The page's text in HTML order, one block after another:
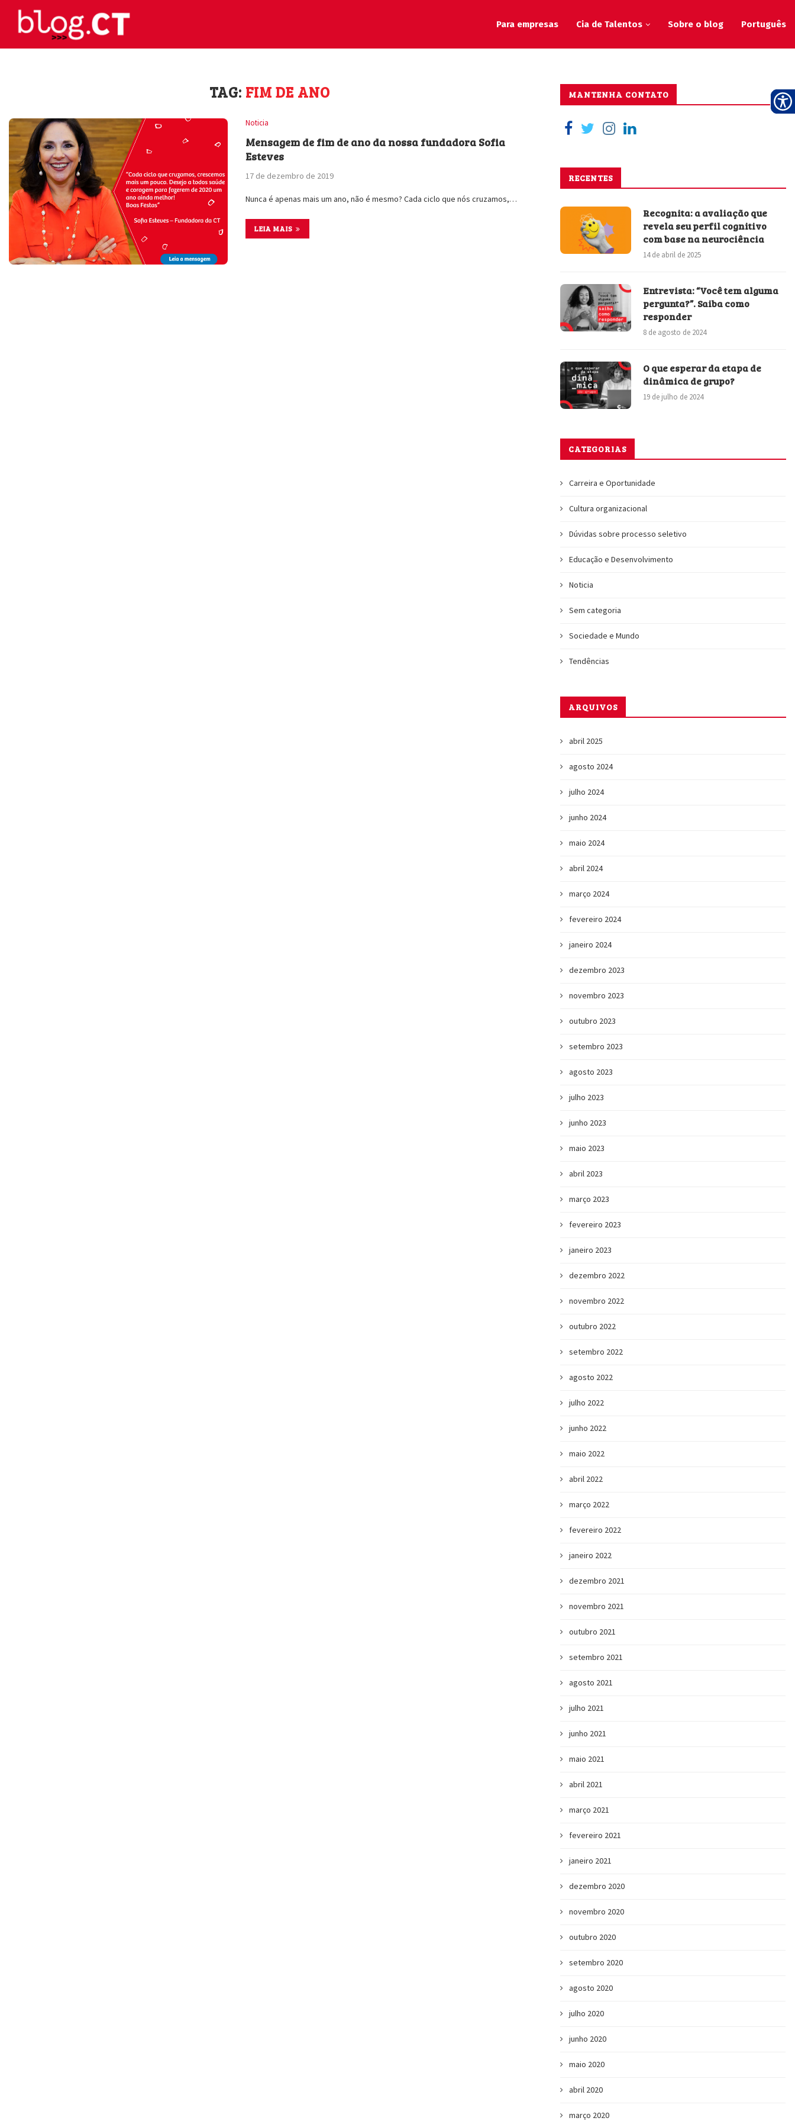
Para empresas Cia de Talentos Sobre o blog Português
TAG: FIM DE ANO
Noticia
Mensagem de fim de ano da nossa fundadora Sofia
Esteves
17 de dezembro de 2019
Nunca é apenas mais um ano, não é mesmo? Cada ciclo que nós cruzamos,…
LEIA MAIS
MANTENHA CONTATO
RECENTES
Recognita: a avaliação que
revela seu perfil cognitivo
com base na neurociência
14 de abril de 2025
Entrevista: “Você tem alguma
pergunta?”. Saiba como
responder
8 de agosto de 2024
O que esperar da etapa de
dinâmica de grupo?
19 de julho de 2024
CATEGORIAS
Carreira e Oportunidade
Cultura organizacional
Dúvidas sobre processo seletivo
Educação e Desenvolvimento
Noticia
Sem categoria
Sociedade e Mundo
Tendências
ARQUIVOS
abril 2025
agosto 2024
julho 2024
junho 2024
maio 2024
abril 2024
março 2024
fevereiro 2024
janeiro 2024
dezembro 2023
novembro 2023
outubro 2023
setembro 2023
agosto 2023
julho 2023
junho 2023
maio 2023
abril 2023
março 2023
fevereiro 2023
janeiro 2023
dezembro 2022
novembro 2022
outubro 2022
setembro 2022
agosto 2022
julho 2022
junho 2022
maio 2022
abril 2022
março 2022
fevereiro 2022
janeiro 2022
dezembro 2021
novembro 2021
outubro 2021
setembro 2021
agosto 2021
julho 2021
junho 2021
maio 2021
abril 2021
março 2021
fevereiro 2021
janeiro 2021
dezembro 2020
novembro 2020
outubro 2020
setembro 2020
agosto 2020
julho 2020
junho 2020
maio 2020
abril 2020
março 2020